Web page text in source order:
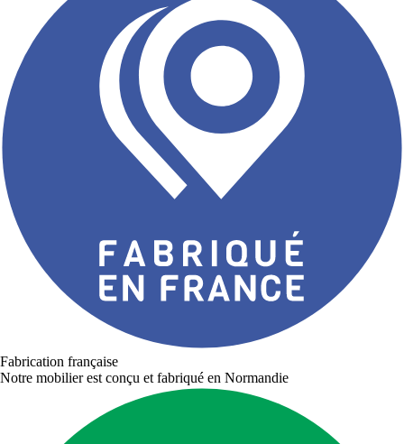
Fabrication française
Notre mobilier est conçu et fabriqué en Normandie